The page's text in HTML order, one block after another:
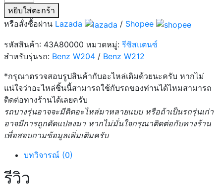
รี
ซิ
สแต๊นซ์
แอร์
Benz
Mahle
ชิ้น
หยิบใส่ตะกร้า
หรือสั่งซื้อผ่าน Lazada / Shopee
รหัสสินค้า: 43A80000 หมวดหมู่: รีซิสแตนซ์
สำหรับรุ่นรถ: Benz W204 / Benz W212
*กรุณาตรวจสอบรูปสินค้ากับอะไหล่เดิมด้วยนะครับ หากไม่
แน่ใจว่าอะไหล่ชิ้นนี้สามารถใช้กับรถของท่านได้ไหมสามารถ
ติดต่อทางร้านได้เลยครับ
รถบางรุ่นอาจจะมีติดอะไหล่มาหลายแบบ หรือถ้าเป็นรถรุ่นเก่า
อาจมีการถูกดัดแปลงมา หากไม่มั่นใจกรุณาติดต่อกับทางร้าน
เพื่อสอบถามข้อมูลเพิ่มเติมครับ
บทวิจารณ์ (0)
รีวิว